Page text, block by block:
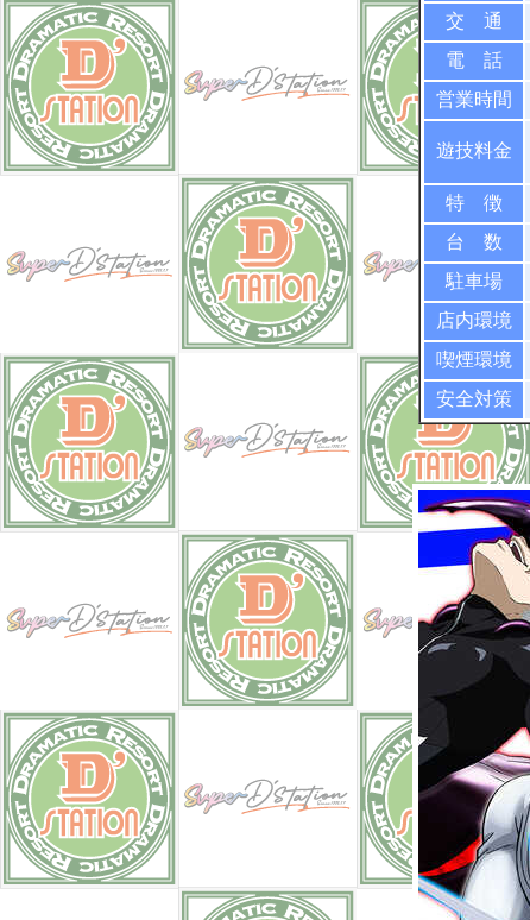
交 通
電 話
営業時間
遊技料金
特 徴
台 数
駐車場
店内環境
喫煙環境
安全対策